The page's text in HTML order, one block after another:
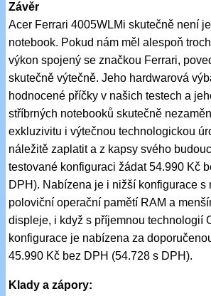
Závěr
Acer Ferrari 4005WLMi skutečně není
notebook. Pokud nám měl alespoň
výkon spojený se značkou Ferrari,
skutečně výtečně. Jeho hardwarová
hodnocené příčky v našich testech a
stříbrných notebooků skutečně
exkluzivitu i výtečnou technologickou
náležitě zaplatit a z kapsy svého
testované konfiguraci žádat 54.990 Kč
DPH). Nabízena je i nižší konfigurace s
poloviční operační pamětí RAM a
displeje, i když s příjemnou technologií
konfigurace je nabízena za
45.990 Kč bez DPH (54.728 s DPH).
Klady a zápory: